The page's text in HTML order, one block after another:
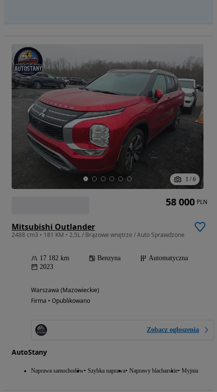
1 / 6
Mitsubishi Outlander
2488 cm3 • 181 KM • 2.5L / Brązowe wnętrze / Auto Sprawdzone
17 182 km Benzyna
Automatyczna
2023
Warszawa (Mazowieckie)
Firma • Opublikowano
Zobacz ogłoszenia
AutoStany
Naprawa samochodów Szybka naprawa Naprawy blacharskie Myjnia
58 000 PLN